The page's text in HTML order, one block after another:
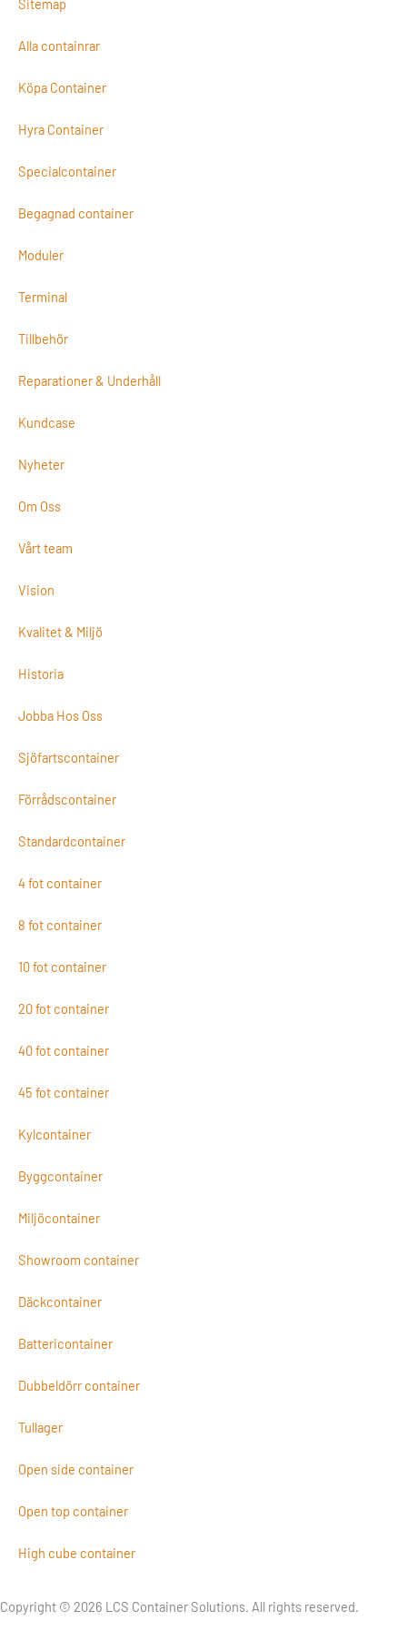
Sitemap
Alla containrar
Köpa Container
Hyra Container
Specialcontainer
Begagnad container
Moduler
Terminal
Tillbehör
Reparationer & Underhåll
Kundcase
Nyheter
Om Oss
Vårt team
Vision
Kvalitet & Miljö
Historia
Jobba Hos Oss
Sjöfartscontainer
Förrådscontainer
Standardcontainer
4 fot container
8 fot container
10 fot container
20 fot container
40 fot container
45 fot container
Kylcontainer
Byggcontainer
Miljöcontainer
Showroom container
Däckcontainer
Battericontainer
Dubbeldörr container
Tullager
Open side container
Open top container
High cube container
Copyright © 2026 LCS Container Solutions. All rights reserved.